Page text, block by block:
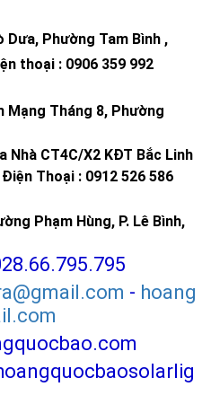
Dưa, Phường Tam Bình ,
thoại : 0906 359 992
Mạng Tháng 8, Phường
Nhà CT4C/X2 KĐT Bắc Linh
Điện Thoại : 0912 526 586
Phạm Hùng, P. Lê Bình,
- hoang